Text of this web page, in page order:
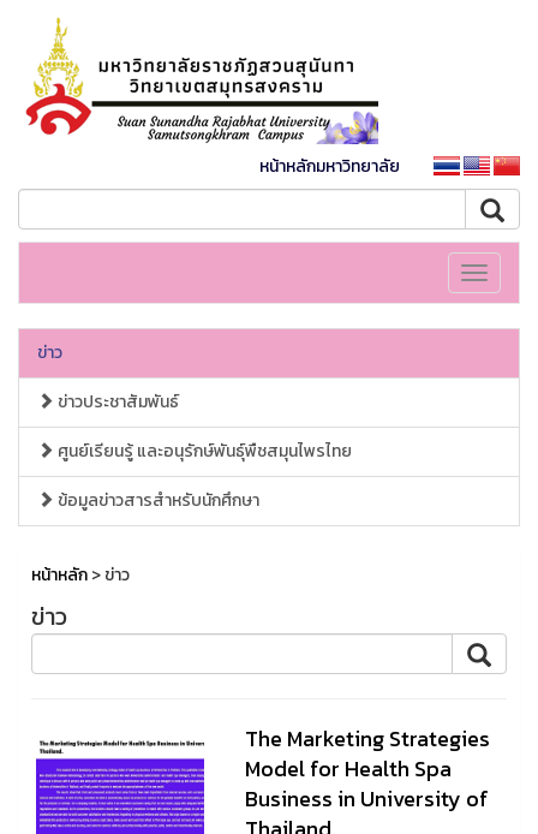
หน้าหลักมหาวิทยาลัย
Toggle
ข่าว
ข่าวประชาสัมพันธ์
ศูนย์เรียนรู้ และอนุรักษ์พันธุ์พืชสมุนไพรไทย
ข้อมูลข่าวสารสำหรับนักศึกษา
หน้าหลัก> ข่าว
ข่าว
The Marketing Strategies
Model for Health Spa
Business in University of